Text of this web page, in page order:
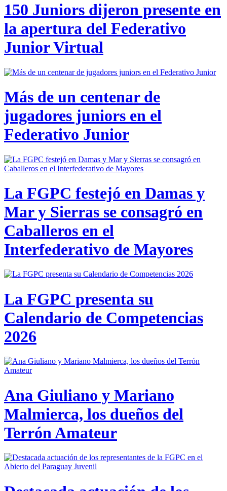
150 Juniors dijeron presente en
la apertura del Federativo
Junior Virtual
Más de un centenar de
jugadores juniors en el
Federativo Junior
La FGPC festejó en Damas y
Mar y Sierras se consagró en
Caballeros en el
Interfederativo de Mayores
La FGPC presenta su
Calendario de Competencias
2026
Ana Giuliano y Mariano
Malmierca, los dueños del
Terrón Amateur